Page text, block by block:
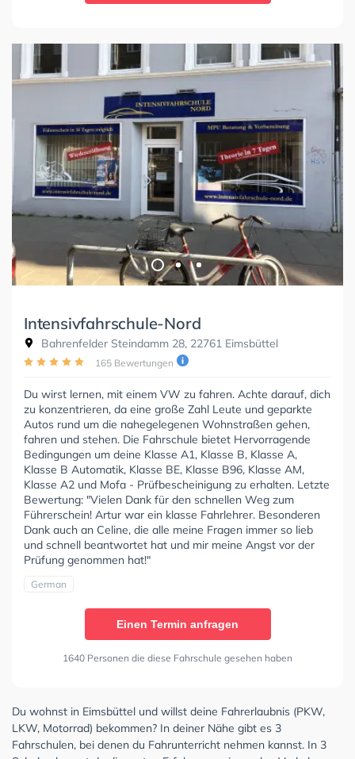
Intensivfahrschule-Nord
Bahrenfelder Steindamm 28, 22761 Eimsbüttel
165 Bewertungen
Du wirst lernen, mit einem VW zu fahren. Achte darauf, dich
zu konzentrieren, da eine große Zahl Leute und geparkte
Autos rund um die nahegelegenen Wohnstraßen gehen,
fahren und stehen. Die Fahrschule bietet Hervorragende
Bedingungen um deine Klasse A1, Klasse B, Klasse A,
Klasse B Automatik, Klasse BE, Klasse B96, Klasse AM,
Klasse A2 und Mofa - Prüfbescheinigung zu erhalten. Letzte
Bewertung: "Vielen Dank für den schnellen Weg zum
Führerschein! Artur war ein klasse Fahrlehrer. Besonderen
Dank auch an Celine, die alle meine Fragen immer so lieb
und schnell beantwortet hat und mir meine Angst vor der
Prüfung genommen hat!"
German
Einen Termin anfragen
1640 Personen die diese Fahrschule gesehen haben
Du wohnst in Eimsbüttel und willst deine Fahrerlaubnis (PKW,
LKW, Motorrad) bekommen? In deiner Nähe gibt es 3
Fahrschulen, bei denen du Fahrunterricht nehmen kannst. In 3